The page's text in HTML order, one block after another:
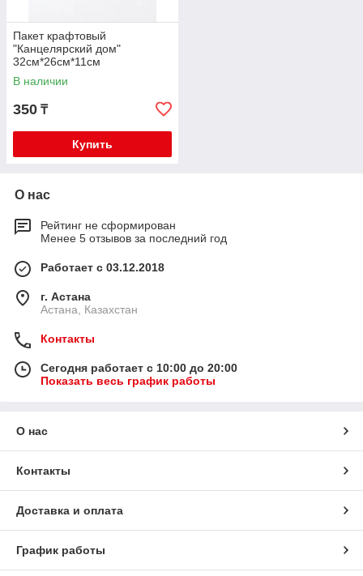
Пакет крафтовый
"Канцелярский дом"
32см*26см*11см
В наличии
350 ₸
Купить
О нас
Рейтинг не сформирован
Менее 5 отзывов за последний год
Работает с 03.12.2018
г. Астана
Астана, Казахстан
Контакты
Сегодня работает с 10:00 до 20:00
Показать весь график работы
О нас
Контакты
Доставка и оплата
График работы